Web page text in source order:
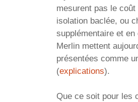
mesurent pas le
isolation baclée, ou
supplémentaire et
Merlin mettent
présentées comme
(explications).
Que ce soit pour les